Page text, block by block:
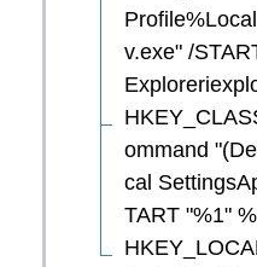
v.exe" /
ommand
cal
TART "%1"